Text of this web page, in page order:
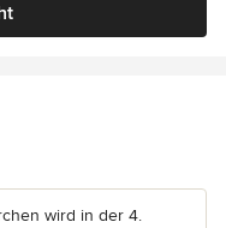
Sternen
wird in der 4.